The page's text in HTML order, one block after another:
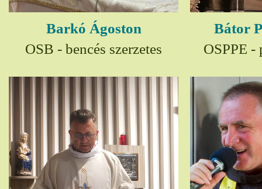
Barkó Ágoston
OSB - bencés szerzetes
Bátor
OSPPE -